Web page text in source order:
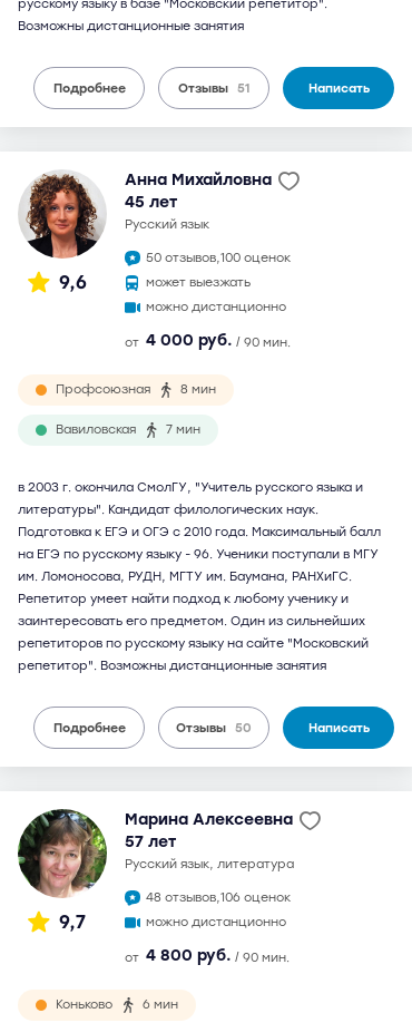
русскому языку в базе "Московский репетитор".
Возможны дистанционные занятия
Подробнее Отзывы 51 Написать
9,6
Анна Михайловна
45 лет
русский язык
50 отзывов,100 оценок
может выезжать
можно дистанционно
от 4 000 руб. / 90 мин.
Профсоюзная 8 мин
Вавиловская 7 мин
в 2003 г. окончила СмолГУ, "Учитель русского языка и
литературы". Кандидат филологических наук.
Подготовка к ЕГЭ и ОГЭ с 2010 года. Максимальный балл
на ЕГЭ по русскому языку - 96. Ученики поступали в МГУ
им. Ломоносова, РУДН, МГТУ им. Баумана, РАНХиГС.
Репетитор умеет найти подход к любому ученику и
заинтересовать его предметом. Один из сильнейших
репетиторов по русскому языку на сайте "Московский
репетитор". Возможны дистанционные занятия
Подробнее Отзывы 50 Написать
9,7
Марина Алексеевна
57 лет
русский язык, литература
48 отзывов,106 оценок
можно дистанционно
от 4 800 руб. / 90 мин.
Коньково 6 мин